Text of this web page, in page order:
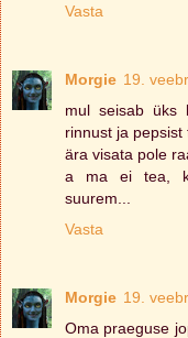
Vasta
Morgie 19.
mul seisab üks
rinnust ja pepsist
ära visata pole
a ma ei tea,
suurem...
Vasta
Morgie 19.
Oma praeguse